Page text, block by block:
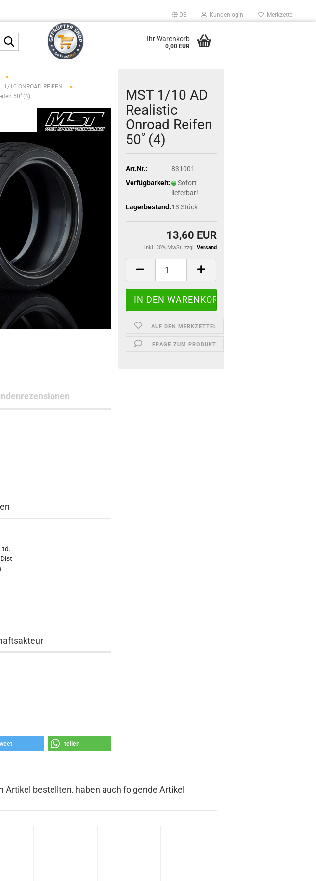
DE Kundenlogin Merkzettel
Ihr Warenkorb
0,00 EUR
»
1/10 ONROAD REIFEN »
50ﾟ(4)
MST 1/10 AD
Realistic
Onroad Reifen
50ﾟ(4)
Art.Nr.:
831001
Verfügbarkeit:
Sofort
lieferbar!
Lagerbestand:13 Stück
13,60 EUR
inkl. 20% MwSt. zzgl. Versand
AUF DEN MERKZETTEL
FRAGE ZUM PRODUKT
teilen
Artikel bestellten, haben auch folgende Artikel